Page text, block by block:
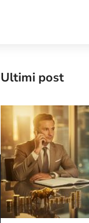
Ultimi post